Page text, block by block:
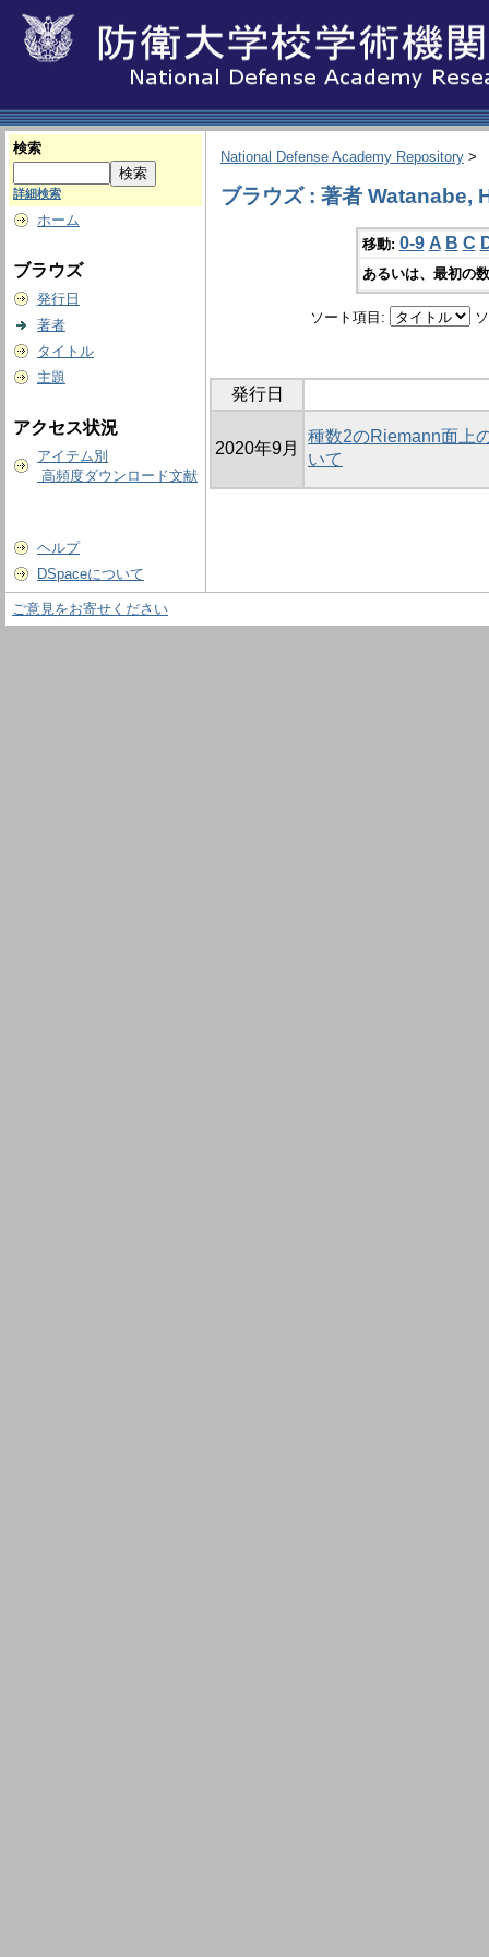
検索
詳細検索
ホーム
ブラウズ
発行日
著者
タイトル
主題
アクセス状況
アイテム別
高頻度ダウンロード文献
ヘルプ
DSpaceについて
National Defense Academy Repository >
ブラウズ : 著者 Watanabe,
移動: 0-9 A B C
あるいは、最初の
ソート項目:
発行日
2020年9月
種数2のRiemann面上
いて
ご意見をお寄せください